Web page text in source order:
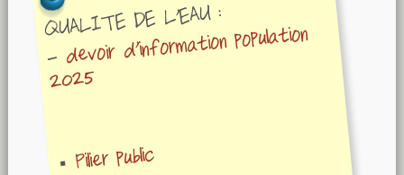
QUALITE DE L'EAU :
-devoir d'information population
2025
Pilier public